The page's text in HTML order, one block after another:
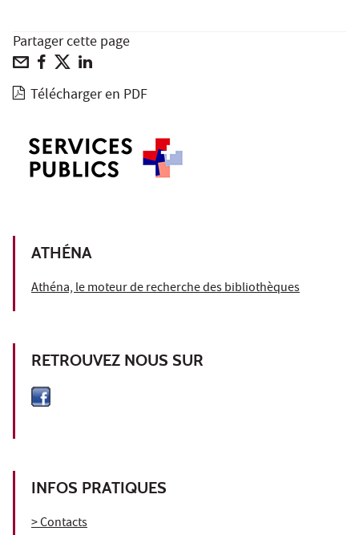
Partager cette page
Télécharger en PDF
ATHÉNA
Athéna, le moteur de recherche des bibliothèques
RETROUVEZ NOUS SUR
INFOS PRATIQUES
> Contacts